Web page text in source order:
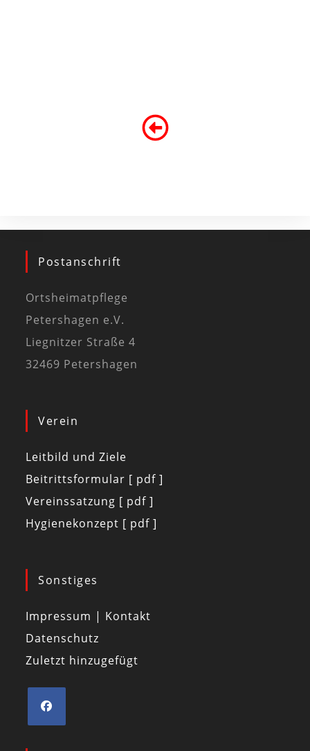
Postanschrift
Ortsheimatpflege
Petershagen e.V.
Liegnitzer Straße 4
32469 Petershagen
Verein
Leitbild und Ziele
Beitrittsformular [ pdf ]
Vereinssatzung [ pdf ]
Hygienekonzept [ pdf ]
Sonstiges
Impressum | Kontakt
Datenschutz
Zuletzt hinzugefügt